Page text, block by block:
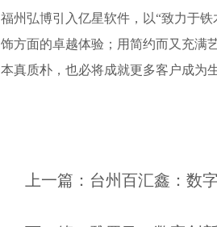
福州弘博引入亿星软件，以“致力于
饰方面的卓越体验；用简约而又充满
本真质朴，也必将成就更多客户成为
上一篇：台州百汇鑫：数